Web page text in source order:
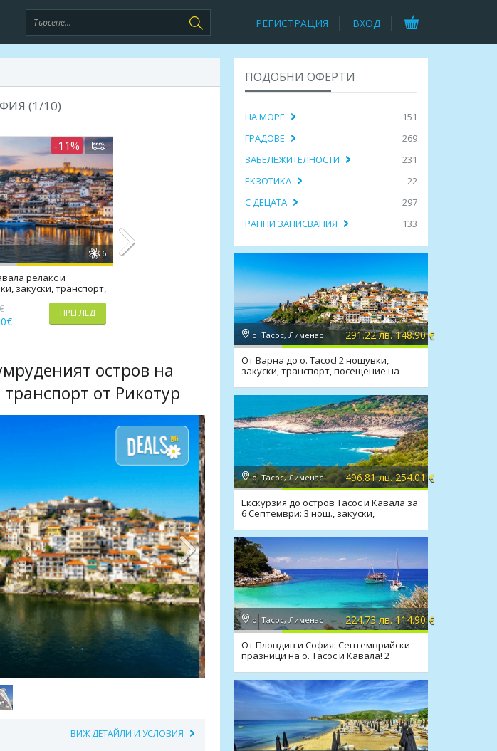
РЕГИСТРАЦИЯ ВХОД
(1/10)
-11%
6
релакс и
закуски, транспорт,
ПРЕГЛЕД
2
Екскурзия до Истанбул с 2 нощ. в х-л по
избор, 2 зак., пазара Ергене и
ПРЕГЛЕД
,
Венеция на Изтока, екскурзия до
и Ескишехир! 3 нощувки, закуски,
транспорт
467.44лв. / 239.00€
остров на
от Рикотур
ВИЖ ДЕТАЙЛИ И УСЛОВИЯ
ПОДОБНИ ОФЕРТИ
НА МОРЕ
151
ГРАДОВЕ
269
ЗАБЕЛЕЖИТЕЛНОСТИ
231
ЕКЗОТИКА
22
С ДЕЦАТА
297
РАННИ ЗАПИСВАНИЯ
133
о. Тасос, Лименас 291.22 лв. 148.90 €
От Варна до о. Тасос! 2 нощувки,
закуски, транспорт, посещение на
о. Тасос, Лименас 496.81 лв. 254.01 €
Екскурзия до остров Тасос и Кавала за
6 Септември: 3 нощ., закуски,
о. Тасос, Лименас 224.73 лв. 114.90 €
От Пловдив и София: Септемврийски
празници на о. Тасос и Кавала! 2